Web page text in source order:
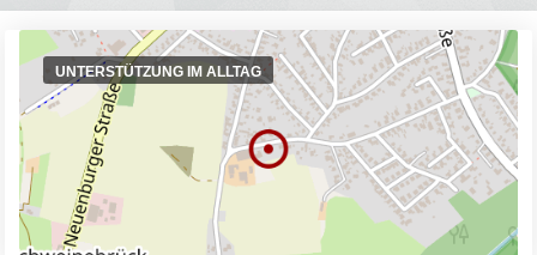
UNTERSTÜTZUNG IM ALLTAG